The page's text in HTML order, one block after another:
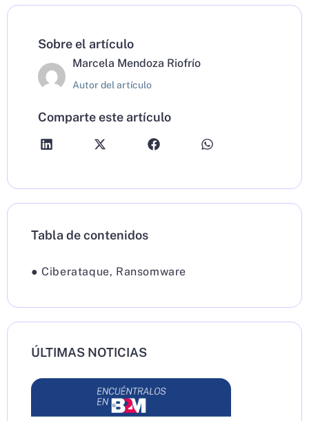
Sobre el artículo
Marcela Mendoza Riofrío
Autor del artículo
Comparte este artículo
Tabla de contenidos
● Ciberataque, Ransomware
ÚLTIMAS NOTICIAS